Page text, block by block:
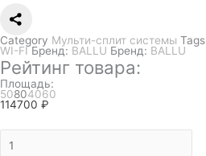
Category Мульти-сплит системы Tags
WI-FI Бренд: BALLU Бренд: BALLU
Рейтинг товара:
Площадь:
50804060
114700 ₽